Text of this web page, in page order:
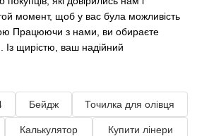
момент, щоб у вас була можливість
Працюючи з нами, ви обираєте
Із щирістю, ваш надійний
Бейдж Точилка для олівця
Калькулятор Купити лінери